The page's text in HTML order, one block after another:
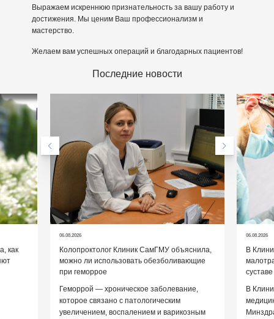
Выражаем искреннюю признательность за вашу работу и
достижения. Мы ценим Ваш профессионализм и
мастерство.
Желаем вам успешных операций и благодарных пациентов!
Последние новости
как
06.08.2026
Колопроктолог Клиник СамГМУ объяснила,
можно ли использовать обезболивающие
при геморрое
Геморрой — хроническое заболевание,
которое связано с патологическим
увеличением, воспалением и варикозным
06.08.2026
В
суставе
В